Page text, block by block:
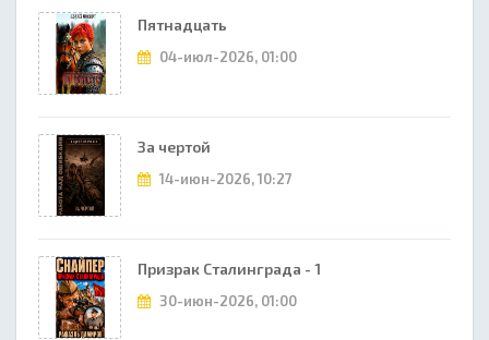
Пятнадцать
04-июл-2026, 01:00
За чертой
14-июн-2026, 10:27
Призрак Сталинграда - 1
30-июн-2026, 01:00